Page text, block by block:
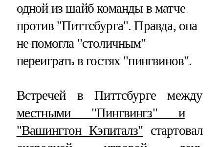
одной из шайб команды в матче
против "Питтсбурга". Правда, она
не помогла "столичным"
переиграть в гостях "пингвинов".
Встречей в Питтсбурге между
местными "Пингвингз" и
"Вашингтон Кэпиталз"стартовал